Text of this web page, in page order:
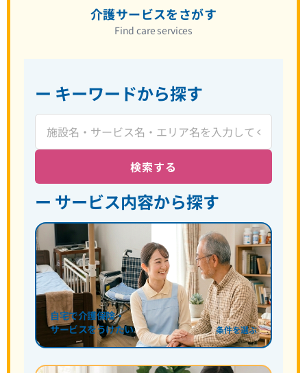
介護サービスをさがす
Find care services
ー キーワードから探す
検索する
ー サービス内容から探す
自宅で介護保険・
サービスをうけたい
条件を選ぶ